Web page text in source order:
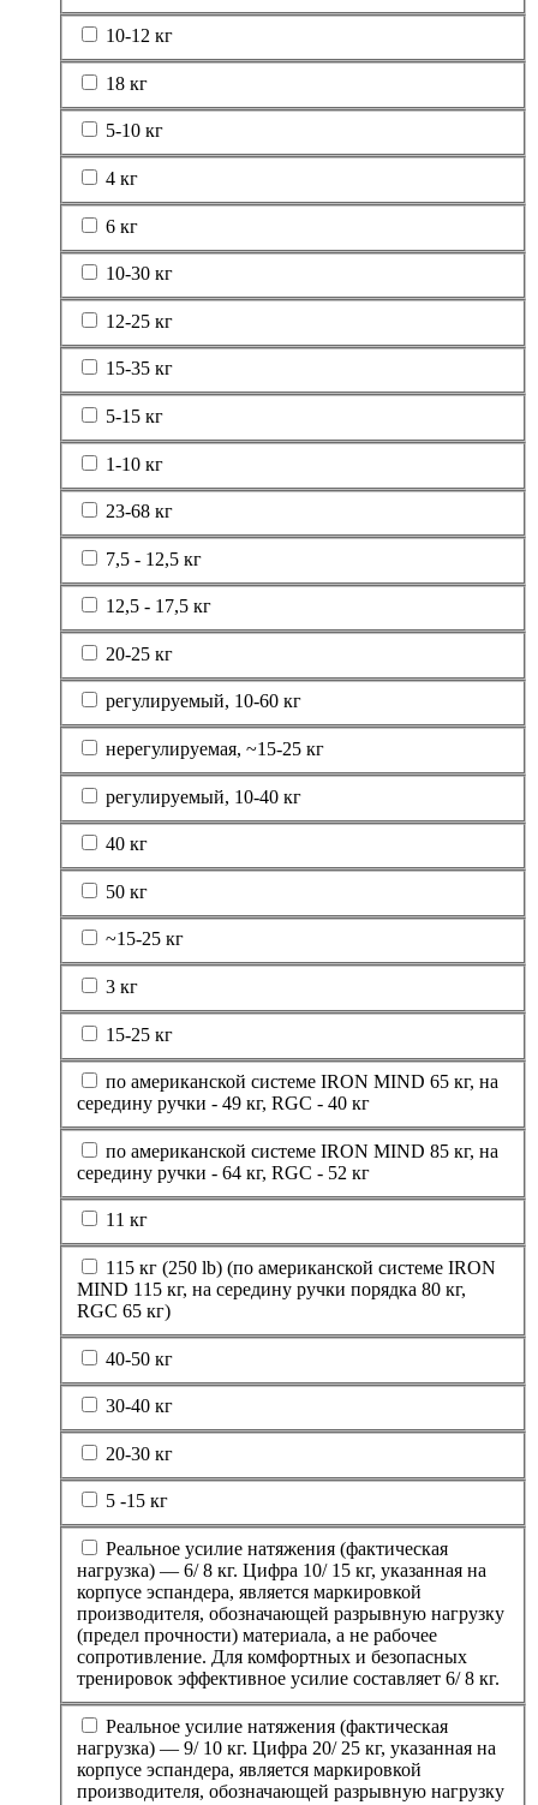
10-12 кг
18 кг
5-10 кг
4 кг
6 кг
10-30 кг
12-25 кг
15-35 кг
5-15 кг
1-10 кг
23-68 кг
7,5 - 12,5 кг
12,5 - 17,5 кг
20-25 кг
регулируемый, 10-60 кг
нерегулируемая, ~15-25 кг
регулируемый, 10-40 кг
40 кг
50 кг
~15-25 кг
3 кг
15-25 кг
по американской системе IRON MIND 65 кг, на
середину ручки - 49 кг, RGC - 40 кг
по американской системе IRON MIND 85 кг, на
середину ручки - 64 кг, RGC - 52 кг
11 кг
115 кг (250 lb) (по американской системе IRON
MIND 115 кг, на середину ручки порядка 80 кг,
RGC 65 кг)
40-50 кг
30-40 кг
20-30 кг
5 -15 кг
Реальное усилие натяжения (фактическая
нагрузка) — 6/ 8 кг. Цифра 10/ 15 кг, указанная на
корпусе эспандера, является маркировкой
производителя, обозначающей разрывную нагрузку
(предел прочности) материала, а не рабочее
сопротивление. Для комфортных и безопасных
тренировок эффективное усилие составляет 6/ 8 кг.
Реальное усилие натяжения (фактическая
нагрузка) — 9/ 10 кг. Цифра 20/ 25 кг, указанная на
корпусе эспандера, является маркировкой
производителя, обозначающей разрывную нагрузку